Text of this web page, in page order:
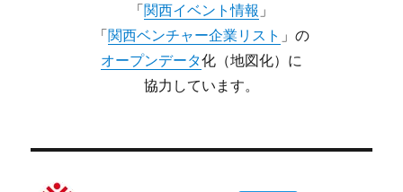
「関西イベント情報 」
「関西ベンチャー企業リスト 」の
オープンデータ化（地図化）に
協力しています。